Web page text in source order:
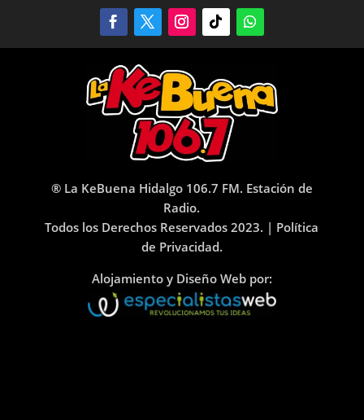
® La KeBuena Hidalgo 106.7 FM. Estación de
Radio.
Todos los Derechos Reservados 2023. | Política
de Privacidad.
Alojamiento y Diseño Web por: